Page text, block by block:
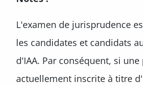
L'examen de jurisprudence
les candidates et candidats
d'IAA. Par conséquent, si
actuellement inscrite à titre